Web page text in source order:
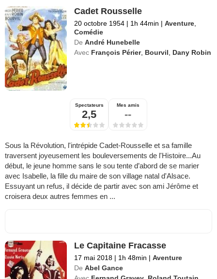
Cadet Rousselle
20 octobre 1954 | 1h 44min | Aventure
Comédie
De André Hunebelle
Avec François Périer, Bourvil Dany Robin
Spectateurs
2,5
Mes amis
--
Sous la Révolution, l'intrépide Cadet-Rousselle et sa famille
traversent joyeusement les bouleversements de l'Histoire...Au
début, le jeune homme sans le sou tente d’abord de se marier
avec Isabelle, la fille du maire de son village natal d'Alsace.
Essuyant un refus, il décide de partir avec son ami Jérôme et
croisera deux autres femmes en ...
Le Capitaine Fracasse
17 mai 2018 | 1h 48min | Aventure
De Abel Gance